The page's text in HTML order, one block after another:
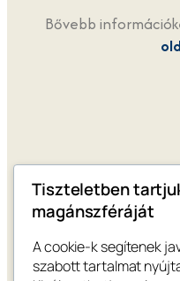
Bővebb
Tiszteletben
magánszféráját
A cookie-k segítenek
szabott tartalmat